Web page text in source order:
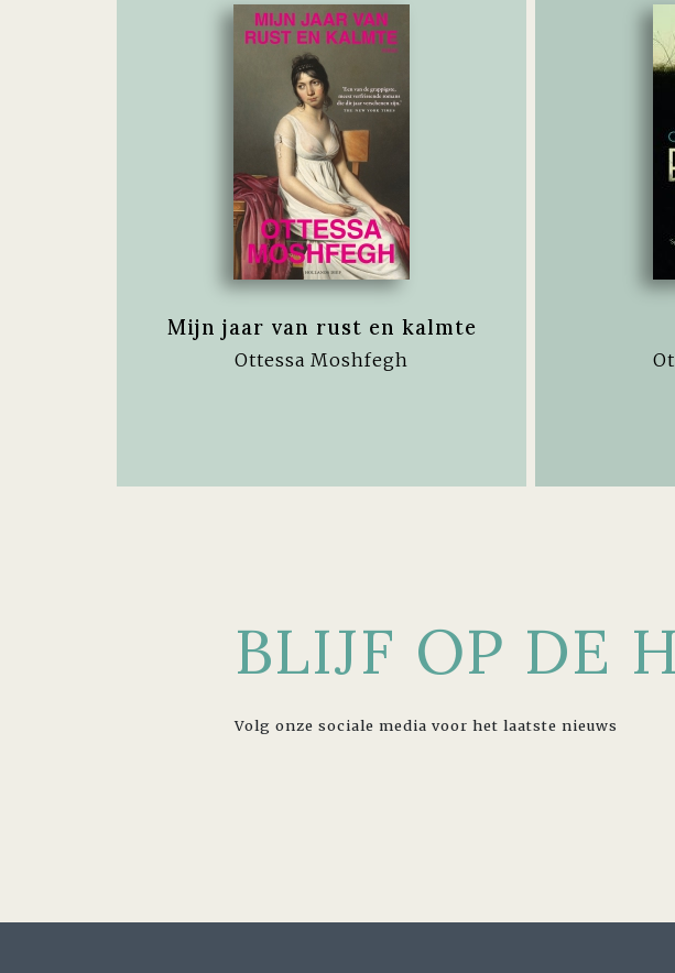
Mijn jaar van rust en kalmte
Ottessa Moshfegh
BLIJF OP DE
Volg onze sociale media voor het laatste nieuws